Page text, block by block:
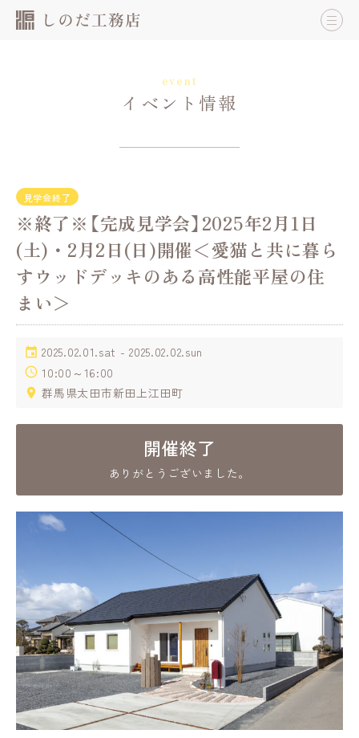
event
イベント情報
見学会終了
※終了※【完成見学会】2025年2月1日
(土)・2月2日(日)開催＜愛猫と共に暮ら
すウッドデッキのある高性能平屋の住
まい＞
2025.02.01.sat - 2025.02.02.sun
10:00～16:00
群馬県太田市新田上江田町
開催終了
ありがとうございました。